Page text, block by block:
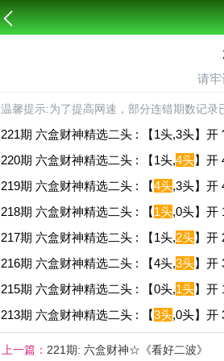
请牢
温馨提示:为了提高网速，部分连错期数记录
221期 六盒财神精选二头 : 【1头,3头】开
220期 六盒财神精选二头 : 【1头,4头】开
219期 六盒财神精选二头 : 【4头,3头】开
218期 六盒财神精选二头 : 【1头,0头】开
217期 六盒财神精选二头 : 【1头,2头】开
216期 六盒财神精选二头 : 【4头,3头】开
215期 六盒财神精选二头 : 【0头,1头】开
213期 六盒财神精选二头 : 【3头,0头】开
上一篇： 221期: 六盒财神☆《看好二波》